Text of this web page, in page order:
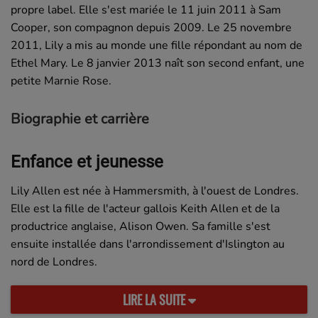
propre label. Elle s'est mariée le 11 juin 2011 à Sam
Cooper, son compagnon depuis 2009. Le 25 novembre
2011, Lily a mis au monde une fille répondant au nom de
Ethel Mary. Le 8 janvier 2013 naît son second enfant, une
petite Marnie Rose.
Biographie et carrière
Enfance et jeunesse
Lily Allen est née à Hammersmith, à l'ouest de Londres.
Elle est la fille de l'acteur gallois Keith Allen et de la
productrice anglaise, Alison Owen. Sa famille s'est
ensuite installée dans l'arrondissement d'Islington au
nord de Londres.
LIRE LA SUITE